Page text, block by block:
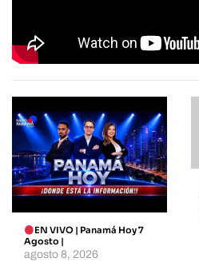
EN VIVO | Panamá Hoy 7
Agosto |
agosto 8, 2026